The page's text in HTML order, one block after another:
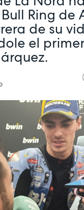
Ring de
de su
el